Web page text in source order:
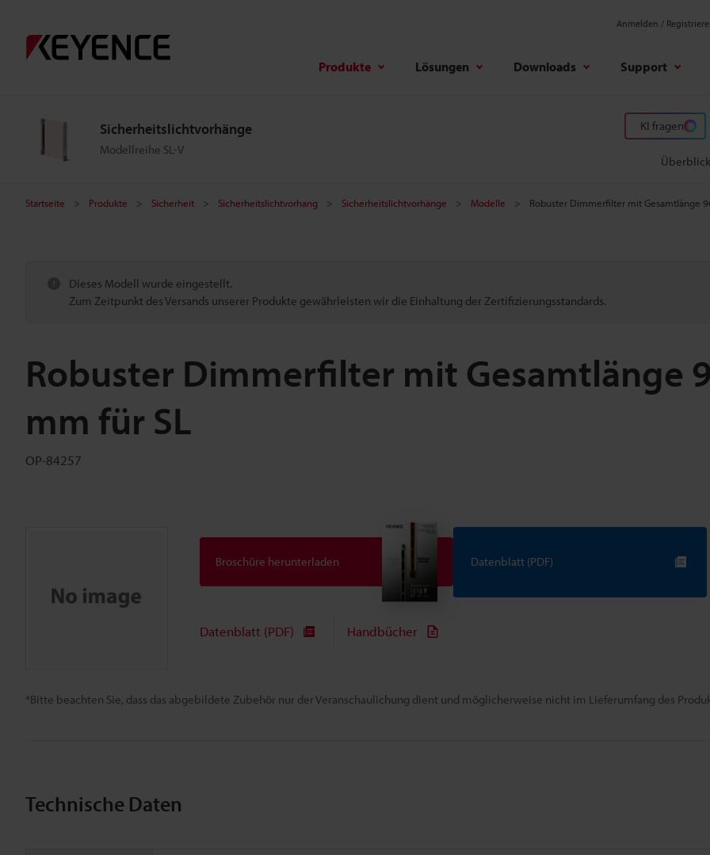
Anmelden /
Produkte Lösungen Downloads Support
Sicherheitslichtvorhänge
Modellreihe SL-V
KI fragen
Überblick
Startseite Produkte Sicherheit Sicherheitslichtvorhang Sicherheitslichtvorhänge Modelle Robuster Dimmerfilter mit Gesamtlänge
Dieses Modell wurde eingestellt.
Zum Zeitpunkt des Versands unserer Produkte gewährleisten wir die Einhaltung der Zertifizierungsstandards.
Robuster Dimmerfilter mit Gesamtlänge
mm für SL
OP-84257
*Bitte beachten Sie, dass das abgebildete Zubehör nur der Veranschaulichung dient und möglicherweise nicht im Lieferumfang des
Broschüre herunterladen Datenblatt (PDF)
Datenblatt (PDF) Handbücher
Technische Daten